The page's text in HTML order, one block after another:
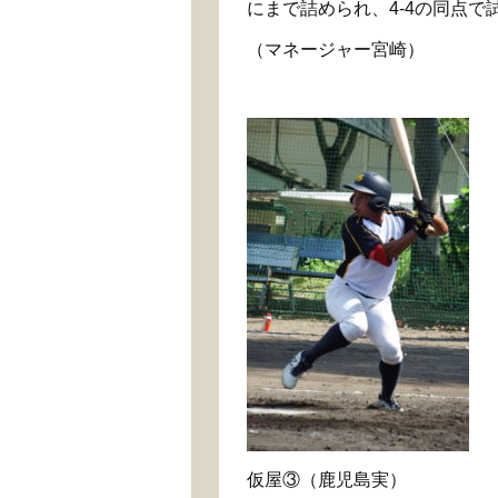
にまで詰められ、 4-4の同点で
（マネージャー宮崎）
仮屋③（鹿児島実）